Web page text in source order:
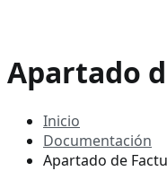
Apartado
Inicio
Documentación
Apartado de